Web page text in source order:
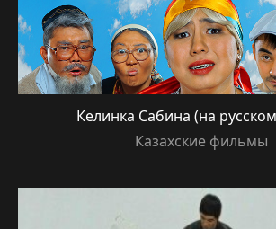
Келинка Сабина (на
Казахские фильмы